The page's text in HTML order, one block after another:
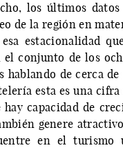
los últimos
de la región en
estacionalidad
el conjunto de los
hablando de cerca
esta es una
hay capacidad de
genere
en el